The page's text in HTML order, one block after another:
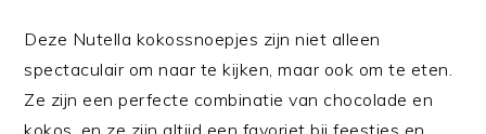
Deze Nutella kokossnoepjes zijn niet alleen
spectaculair om naar te kijken, maar ook om te eten.
Ze zijn een perfecte combinatie van chocolade en